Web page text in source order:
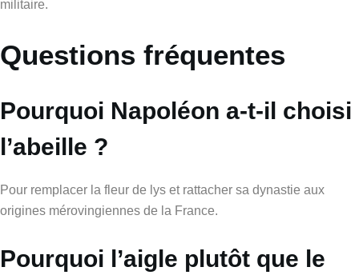
militaire.
Questions fréquentes
Pourquoi Napoléon a-t-il choisi
l’abeille ?
Pour remplacer la fleur de lys et rattacher sa dynastie aux
origines mérovingiennes de la France.
Pourquoi l’aigle plutôt que le